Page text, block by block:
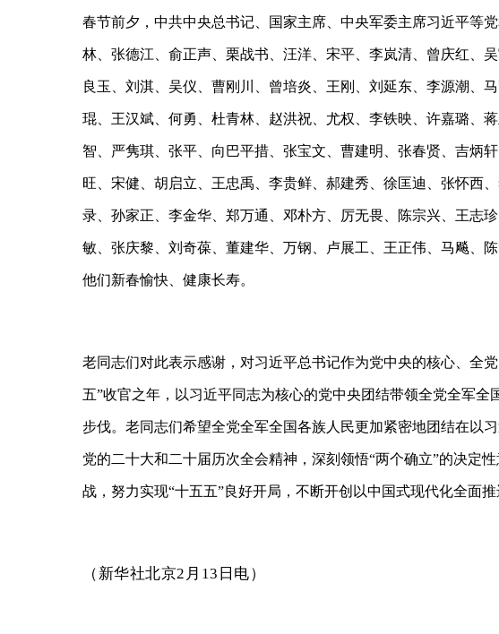
春节前夕，中共中央总书记、国家主席、中央军委主席习近平等
林、张德江、俞正声、栗战书、汪洋、宋平、李岚清、曾庆红、
良玉、刘淇、吴仪、曹刚川、曾培炎、王刚、刘延东、李源潮、
琨、王汉斌、何勇、杜青林、赵洪祝、尤权、李铁映、许嘉璐、
智、严隽琪、张平、向巴平措、张宝文、曹建明、张春贤、吉炳
旺、宋健、胡启立、王忠禹、李贵鲜、郝建秀、徐匡迪、张怀西
录、孙家正、李金华、郑万通、邓朴方、厉无畏、陈宗兴、王志
敏、张庆黎、刘奇葆、董建华、万钢、卢展工、王正伟、马飚、
他们新春愉快、健康长寿。
老同志们对此表示感谢，对习近平总书记作为党中央的核心、全
五”收官之年，以习近平同志为核心的党中央团结带领全党全军
步伐。老同志们希望全党全军全国各族人民更加紧密地团结在以
党的二十大和二十届历次全会精神，深刻领悟“两个确立”的决定
战，努力实现“十五五”良好开局，不断开创以中国式现代化全面
（ 新华社北京2月13日电）